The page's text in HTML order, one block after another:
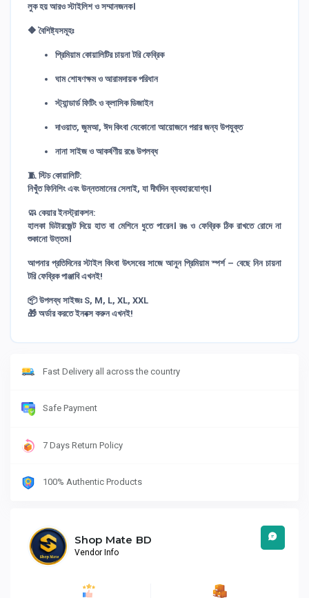
লুক হয় আরও স্টাইলিশ ও সম্মানজনক।
🔶বৈশিষ্ট্যসমূহঃ
প্রিমিয়াম কোয়ালিটির চায়না টরি ফেব্রিক
ঘাম শোষণক্ষম ও আরামদায়ক পরিধান
স্ট্যান্ডার্ড ফিটিং ও ক্লাসিক ডিজাইন
দাওয়াত, জুমআ, ঈদ কিংবা যেকোনো আয়োজনে পরার জন্য উপযুক্ত
নানা সাইজ ও আকর্ষণীয় রঙে উপলব্ধ
🧵 স্টিচ কোয়ালিটি:
নিখুঁত ফিনিশিং এবং উন্নতমানের সেলাই, যা দীর্ঘদিন ব্যবহারযোগ্য।
🧼 কেয়ার ইনস্ট্রাকশন:
হালকা ডিটারজেন্ট দিয়ে হাত বা মেশিনে ধুতে পারেন। রঙ ও ফেব্রিক ঠিক রাখতে রোদে না
শুকানো উত্তম।
আপনার প্রতিদিনের স্টাইল কিংবা উৎসবের সাজে আনুন প্রিমিয়াম স্পর্শ – বেছে নিন চায়না
টরি ফেব্রিক পাঞ্জাবি এখনই!
📦 উপলব্ধ সাইজঃ S, M, L, XL, XXL
🎁 অর্ডার করতে ইনবক্স করুন এখনই!
Fast Delivery all across the country
Safe Payment
7 Days Return Policy
100% Authentic Products
Shop Mate BD
Vendor Info